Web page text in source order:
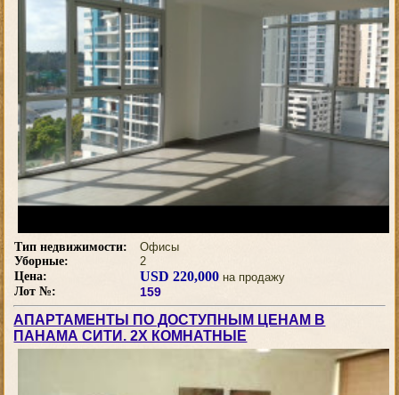
Тип недвижимости:
Офисы
Уборные:
2
Цена:
USD 220,000 на продажу
Лот №:
159
АПАРТАМЕНТЫ ПО ДОСТУПНЫМ ЦЕНАМ В
ПАНАМА СИТИ. 2Х КОМНАТНЫЕ